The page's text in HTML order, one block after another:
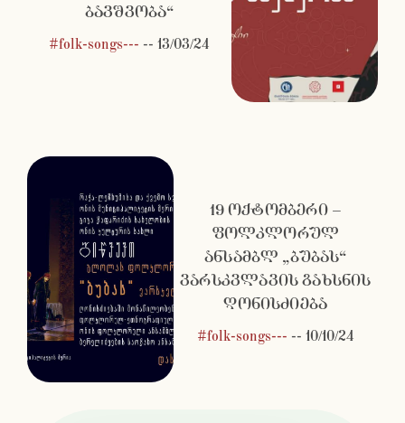
ბავშვობა“
#folk-songs--- -- 13/03/24
19 ოქტომბერი –
ფოლკლორულ
ანსამბლ „ბუბას“
ვარსკვლავის გახსნის
ღონისძიება
#folk-songs--- -- 10/10/24